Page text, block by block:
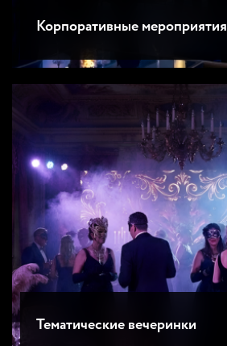
Корпоративные мероприятия
Тематические вечеринки